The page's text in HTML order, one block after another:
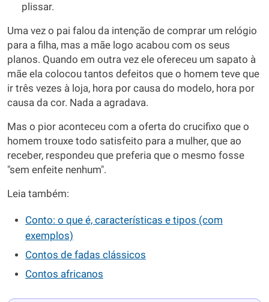
plissar.
Uma vez o pai falou da intenção de comprar um relógio
para a filha, mas a mãe logo acabou com os seus
planos. Quando em outra vez ele ofereceu um sapato à
mãe ela colocou tantos defeitos que o homem teve que
ir três vezes à loja, hora por causa do modelo, hora por
causa da cor. Nada a agradava.
Mas o pior aconteceu com a oferta do crucifixo que o
homem trouxe todo satisfeito para a mulher, que ao
receber, respondeu que preferia que o mesmo fosse
"sem enfeite nenhum".
Leia também:
Conto: o que é, características e tipos (com
exemplos)
Contos de fadas clássicos
Contos africanos